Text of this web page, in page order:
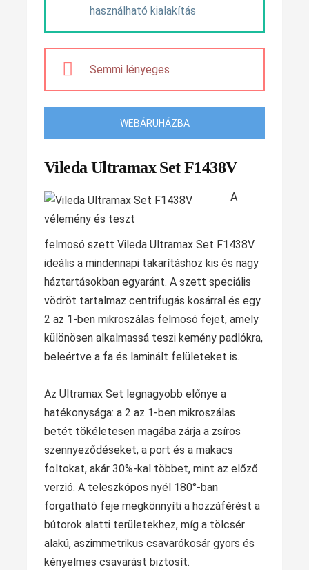
használható kialakítás
Semmi lényeges
WEBÁRUHÁZBA
Vileda Ultramax Set F1438V
A
felmosó szett Vileda Ultramax Set F1438V
ideális a mindennapi takarításhoz kis és nagy
háztartásokban egyaránt. A szett speciális
vödröt tartalmaz centrifugás kosárral és egy
2 az 1-ben mikroszálas felmosó fejet, amely
különösen alkalmassá teszi kemény padlókra,
beleértve a fa és laminált felületeket is.
Az Ultramax Set legnagyobb előnye a
hatékonysága: a 2 az 1-ben mikroszálas
betét tökéletesen magába zárja a zsíros
szennyeződéseket, a port és a makacs
foltokat, akár 30%-kal többet, mint az előző
verzió. A teleszkópos nyél 180°-ban
forgatható feje megkönnyíti a hozzáférést a
bútorok alatti területekhez, míg a tölcsér
alakú, aszimmetrikus csavarókosár gyors és
kényelmes csavarást biztosít.